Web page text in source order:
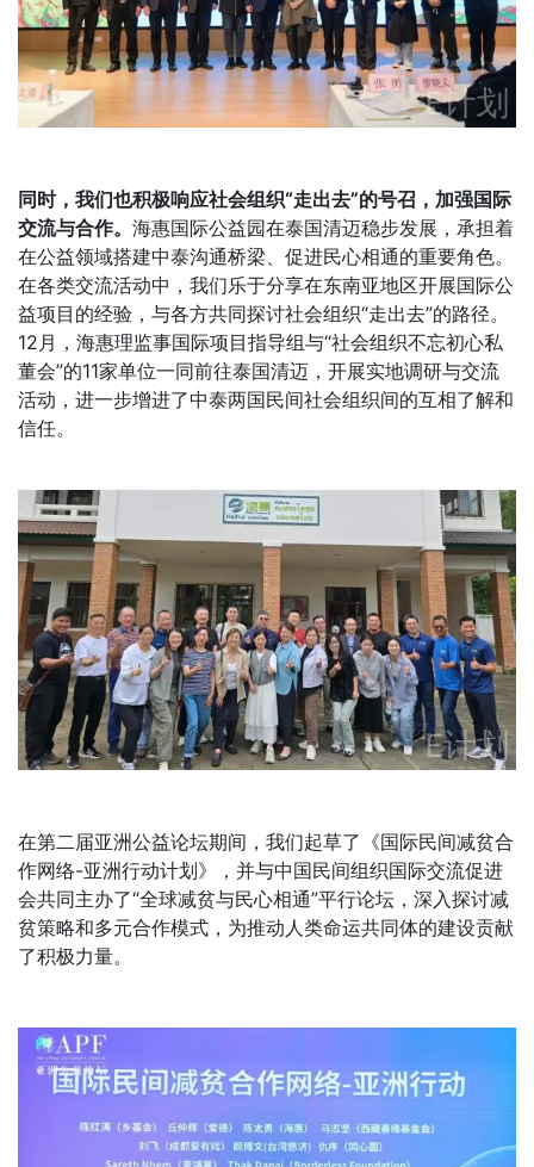
同时，我们也积极响应社会组织“走出去”的号召，加强国际
交流与合作。 海惠国际公益园在泰国清迈稳步发展，承担着
在公益领域搭建中泰沟通桥梁、促进民心相通的重要角色。
在各类交流活动中，我们乐于分享在东南亚地区开展国际公
益项目的经验，与各方共同探讨社会组织“走出去”的路径。
12月，海惠理监事国际项目指导组与“社会组织不忘初心私
董会”的11家单位一同前往泰国清迈，开展实地调研与交流
活动，进一步增进了中泰两国民间社会组织间的互相了解和
信任。
在第二届亚洲公益论坛期间，我们起草了《国际民间减贫合
作网络-亚洲行动计划》，并与中国民间组织国际交流促进
会共同主办了“全球减贫与民心相通”平行论坛，深入探讨减
贫策略和多元合作模式，为推动人类命运共同体的建设贡献
了积极力量。